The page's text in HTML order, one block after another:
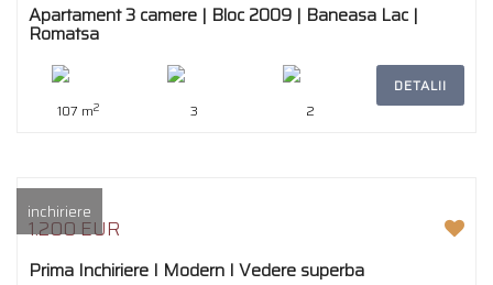
Apartament 3 camere | Bloc 2009 | Baneasa Lac |
Romatsa
107 m2 3 2
DETALII
inchiriere
1.200 EUR
Prima Inchiriere I Modern I Vedere superba